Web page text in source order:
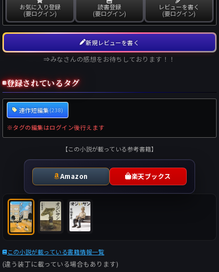
お気に入り登録
(要ログイン)
読書登録
(要ログイン)
レビューを書く
(要ログイン)
新規レビューを書く
⇒みなさんの感想をお待ちしております！！
登録されているタグ
連作短編集(238)
※タグの編集はログイン後行えます
【この小説が載っている参考書籍】
Amazon 楽天ブックス
この小説が載っている書籍情報一覧
(違う装丁に載っている場合もあります)